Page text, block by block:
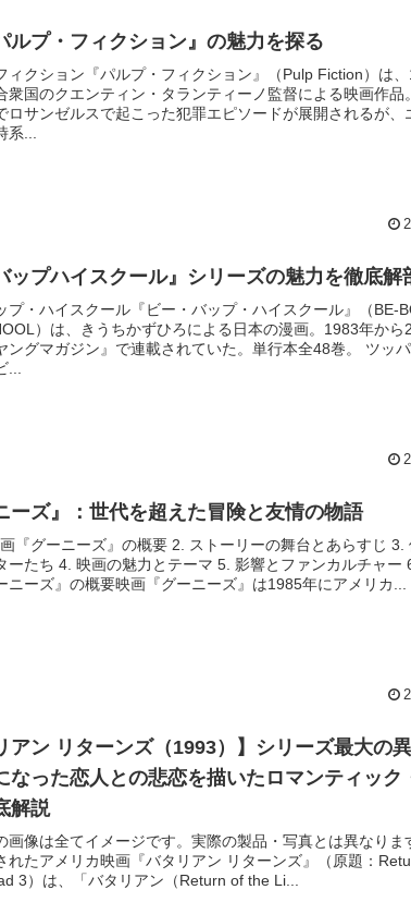
ルプ・フィクション』の魅力を探る
ィクション『パルプ・フィクション』（Pulp Fiction）は
衆国のクエンティン・タランティーノ監督による映画作品
ロサンゼルスで起こった犯罪エピソードが展開されるが、
系...
ップハイスクール』シリーズの魅力を徹底解
プ・ハイスクール『ビー・バップ・ハイスクール』（BE-
）は、きうちかずひろによる日本の漫画。1983年から
ングマガジン』で連載されていた。単行本全48巻。 ツッ
...
ーズ』：世代を超えた冒険と友情の物語
『グーニーズ』の概要 2. ストーリーの舞台とあらすじ 3.
ーたち 4. 映画の魅力とテーマ 5. 影響とファンカルチャー
ニーズ』の概要映画『グーニーズ』は1985年にアメリカ...
アン リターンズ（1993）】シリーズ最大の
なった恋人との悲恋を描いたロマンティック
解説
画像は全てイメージです。実際の製品・写真とは異なりま
れたアメリカ映画『バタリアン リターンズ』（原題：
3）は、「バタリアン（Return of the Li...